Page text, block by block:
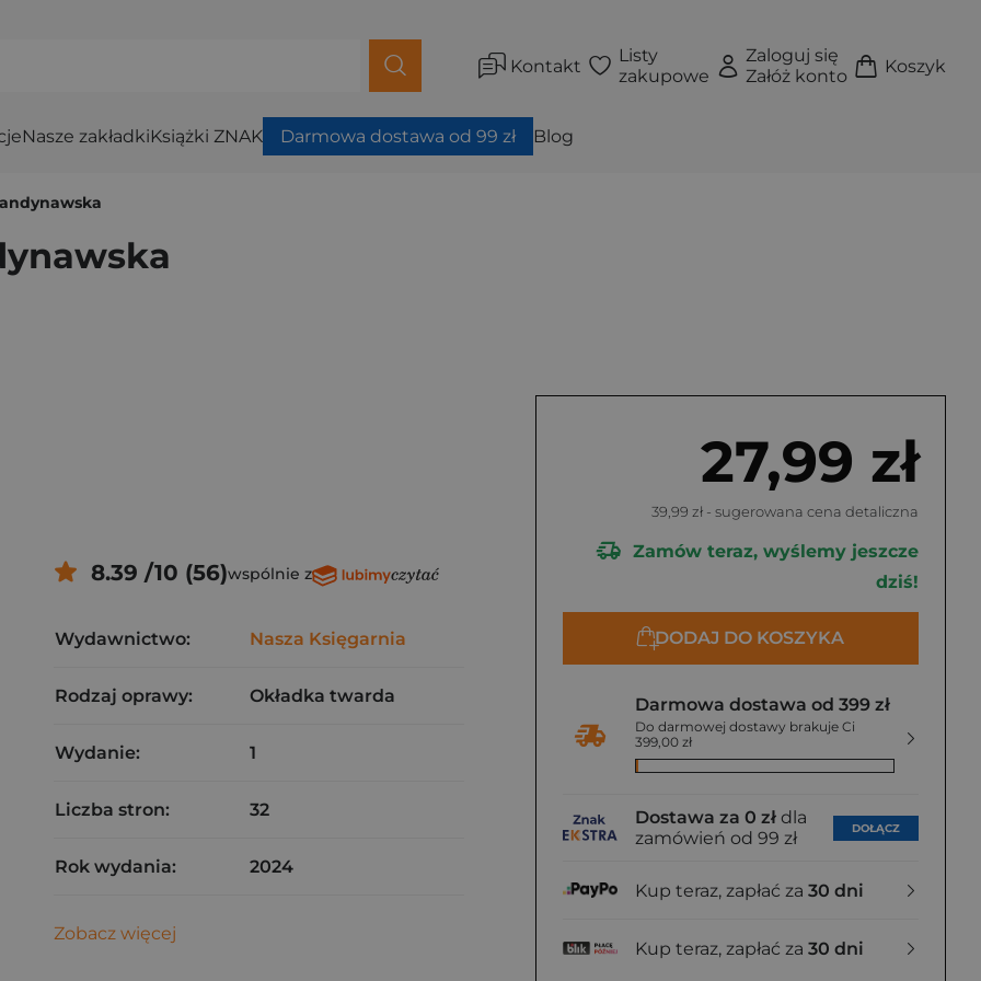
Kontakt
Listy
zakupowe
Zaloguj się
Załóż konto
Koszyk
Nasze zakładkiKsiążki ZNAK Darmowa dostawa od 99 zł Blog
27,99 zł
39,99 zł - sugerowana cena detaliczna
Zamów teraz, wyślemy jeszcze
dziś!
DODAJ DO KOSZYKA
Darmowa dostawa od 399 zł
Do darmowej dostawy brakuje Ci
399,00 zł
Dostawa za 0 zł dla
zamówień od 99 zł
DOŁĄCZ
Kup teraz, zapłać za 30 dni
Kup teraz, zapłać za 30 dni
8.39 /10 (56)wspólnie z
Wydawnictwo: Nasza Księgarnia
Rodzaj oprawy: Okładka twarda
Wydanie: 1
Liczba stron: 32
Rok wydania: 2024
Zobacz więcej